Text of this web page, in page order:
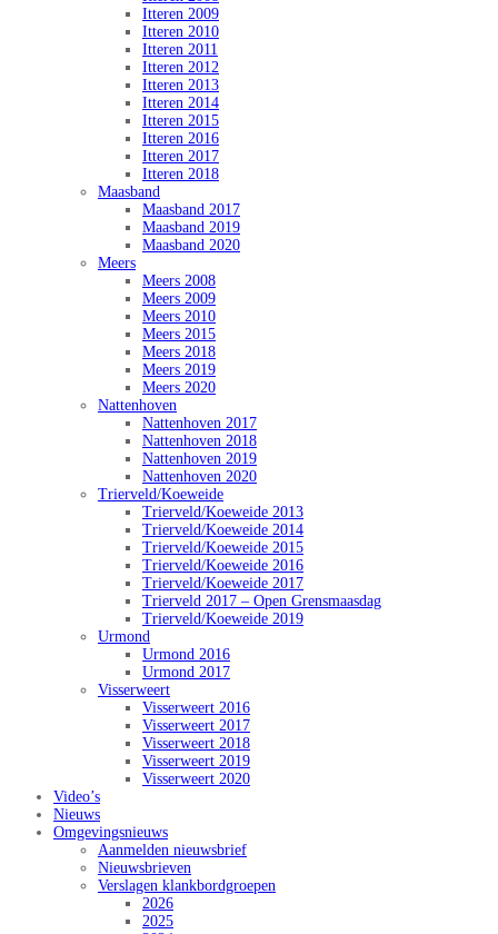
Itteren 2009
Itteren 2010
Itteren 2011
Itteren 2012
Itteren 2013
Itteren 2014
Itteren 2015
Itteren 2016
Itteren 2017
Itteren 2018
Maasband
Maasband 2017
Maasband 2019
Maasband 2020
Meers
Meers 2008
Meers 2009
Meers 2010
Meers 2015
Meers 2018
Meers 2019
Meers 2020
Nattenhoven
Nattenhoven 2017
Nattenhoven 2018
Nattenhoven 2019
Nattenhoven 2020
Trierveld/Koeweide
Trierveld/Koeweide 2013
Trierveld/Koeweide 2014
Trierveld/Koeweide 2015
Trierveld/Koeweide 2016
Trierveld/Koeweide 2017
Trierveld 2017 – Open Grensmaasdag
Trierveld/Koeweide 2019
Urmond
Urmond 2016
Urmond 2017
Visserweert
Visserweert 2016
Visserweert 2017
Visserweert 2018
Visserweert 2019
Visserweert 2020
Video’s
Nieuws
Omgevingsnieuws
Aanmelden nieuwsbrief
Nieuwsbrieven
Verslagen klankbordgroepen
2026
2025